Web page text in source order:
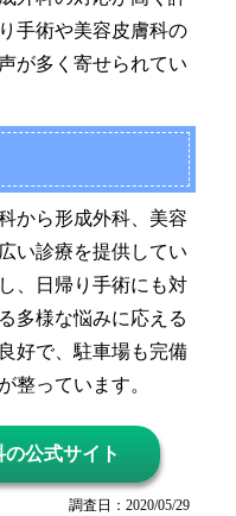
手術や美容皮膚科の
が多く寄せられてい
から形成外科、美容
い診療を提供してい
、日帰り手術にも対
多様な悩みに応える
好で、駐車場も完備
整っています。
公式サイト
調査日：2020/05/29